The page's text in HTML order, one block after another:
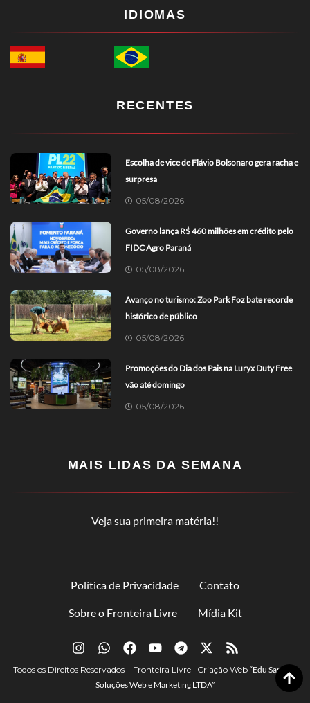
IDIOMAS
RECENTES
Escolha de vice de Flávio Bolsonaro gera racha e
surpresa
05/08/2026
Governo lança R$ 460 milhões em crédito pelo
FIDC Agro Paraná
05/08/2026
Avanço no turismo: Zoo Park Foz bate recorde
histórico de público
05/08/2026
Promoções do Dia dos Pais na Luryx Duty Free
vão até domingo
05/08/2026
MAIS LIDAS DA SEMANA
Veja sua primeira matéria!!
Política de Privacidade Contato
Sobre o Fronteira Livre Mídia Kit
Todos os Direitos Reservados – Fronteira Livre | Criação Web “Edu Santana
Soluções Web e Marketing LTDA”